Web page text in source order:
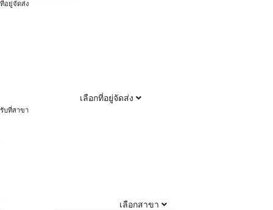
ที่อยู่จัดส่ง
เลือกที่อยู่จัดส่ง
รับที่สาขา
เลือกสาขา